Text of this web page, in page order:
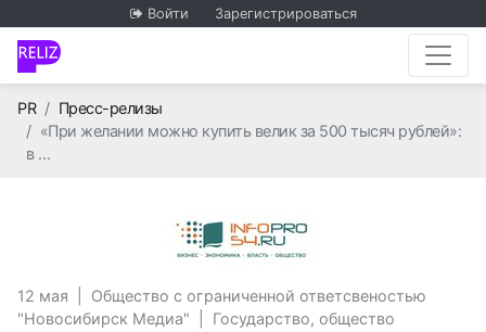
Войти Зарегистрироваться
PRГлавная
Пресс-релизы
«При желании можно купить велик за 500 тысяч рублей»:
в …
12 мая
Общество с ограниченной ответсвеностью
"Новосибирск Медиа"
Государство, общество